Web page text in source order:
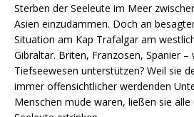
Sterben der Seeleute im Meer
Asien einzudämmen. Doch an
Situation am Kap Trafalgar am
Gibraltar. Briten, Franzosen, Spanier –
Tiefseewesen unterstützen? Weil sie
immer offensichtlicher werdenden
Menschen müde waren, ließen sie